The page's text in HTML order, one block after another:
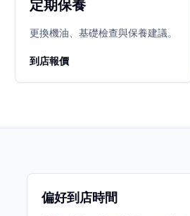
定期保養
更換機油、基礎檢查與保養建議。
到店報價
偏好到店時間